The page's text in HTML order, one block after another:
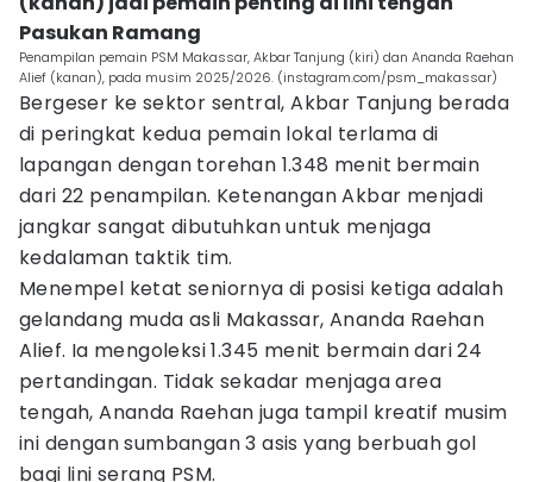
Pasukan Ramang
Penampilan pemain PSM Makassar, Akbar Tanjung (kiri) dan Ananda Raehan
Alief (kanan), pada musim 2025/2026. (instagram.com/psm_makassar)
Bergeser ke sektor sentral, Akbar Tanjung berada
di peringkat kedua pemain lokal terlama di
lapangan dengan torehan 1.348 menit bermain
dari 22 penampilan. Ketenangan Akbar menjadi
jangkar sangat dibutuhkan untuk menjaga
kedalaman taktik tim.
Menempel ketat seniornya di posisi ketiga adalah
gelandang muda asli Makassar, Ananda Raehan
Alief. Ia mengoleksi 1.345 menit bermain dari 24
pertandingan. Tidak sekadar menjaga area
tengah, Ananda Raehan juga tampil kreatif musim
ini dengan sumbangan 3 asis yang berbuah gol
bagi lini serang PSM.